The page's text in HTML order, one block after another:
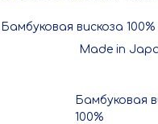
вискоза 100%
Made in
Бамбуковая
100%